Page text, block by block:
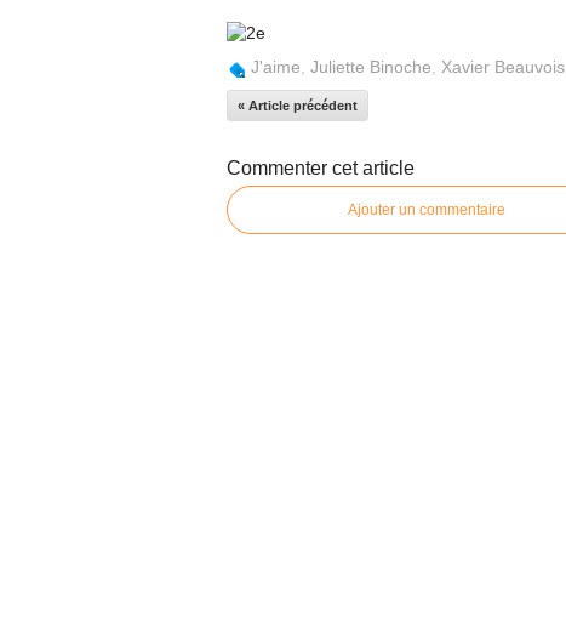
J'aime Juliette Binoche Xavier Beauvois
« Article précédent
Commenter cet article
Ajouter un commentaire